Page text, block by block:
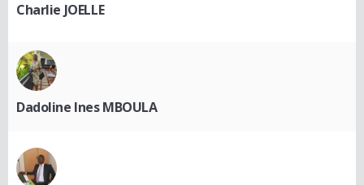
Charlie JOELLE
Dadoline Ines MBOULA